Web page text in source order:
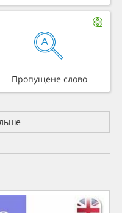
Пропущене слово